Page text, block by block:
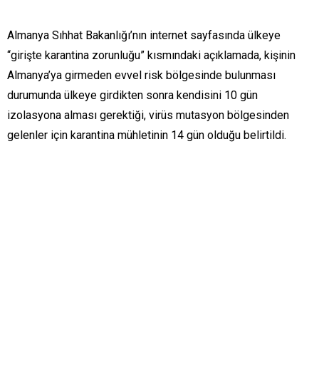
Almanya Sıhhat Bakanlığı’nın internet sayfasında ülkeye
“girişte karantina zorunluğu” kısmındaki açıklamada, kişinin
Almanya’ya girmeden evvel risk bölgesinde bulunması
durumunda ülkeye girdikten sonra kendisini 10 gün
izolasyona alması gerektiği, virüs mutasyon bölgesinden
gelenler için karantina mühletinin 14 gün olduğu belirtildi.